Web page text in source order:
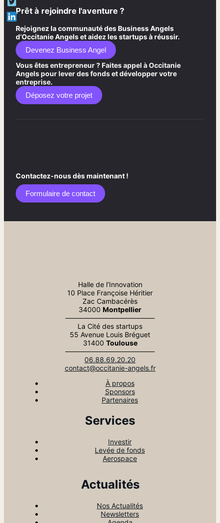
Prêt à rejoindre l'aventure ?
Rejoignez la communauté des Business Angels
d’Occitanie Angels et aidez les startups à réussir.
Devenez Business Angel
Vous êtes entrepreneur ? Faites appel à Occitanie
Angels pour lever des fonds et développer votre
entreprise.
Déposez votre projet
Contactez-nous dès maintenant !
Formulaire de contact​
Halle de l’Innovation
10 Place Françoise Héritier
Zac Cambacérès
34000 Montpellier
—————————————
La Cité des startups
55 Avenue Louis Bréguet
31400 Toulouse
—————————————
06.88.69.20.20
contact@occitanie-angels.fr
À propos
Sponsors
Partenaires
Services
Investir
Levée de fonds
Aerospace
Actualités
Nos Actualités
Newsletters